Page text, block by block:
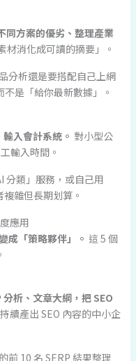
同方案的優劣、整理產業
材消化成可讀的摘要」。
分析還是要搭配自己上網
是「給你最新數據」。
入會計系統。 對小型公
輸入時間。
分類」服務，或自己用
雜但長期划算。
應用
成「策略夥伴」。 這 5 個
析、文章大綱，把 SEO
續產出 SEO 內容的中小企
前 10 名 SERP 結果整理